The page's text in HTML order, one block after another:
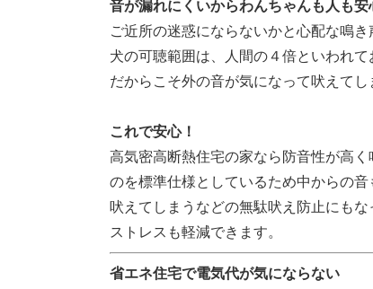
音が漏れにくいからわんちゃんも人も安
ご近所の迷惑にならないかと心配な鳴き
犬の可聴範囲は、人間の４倍といわれて
だからこそ外の音が気になって吠えて
これで安心！
高気密高断熱住宅の家なら防音性が高
のを標準仕様としているため中からの
吠えてしまうなどの無駄吠え防止にも
ストレスも軽減できます。
省エネ住宅で電気代が気にならない